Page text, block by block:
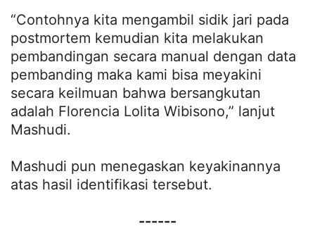
“Contohnya kita mengambil sidik jari pada
postmortem kemudian kita melakukan
pembandingan secara manual dengan data
pembanding maka kami bisa meyakini
secara keilmuan bahwa bersangkutan
adalah Florencia Lolita Wibisono,” lanjut
Mashudi.
Mashudi pun menegaskan keyakinannya
atas hasil identifikasi tersebut.
------